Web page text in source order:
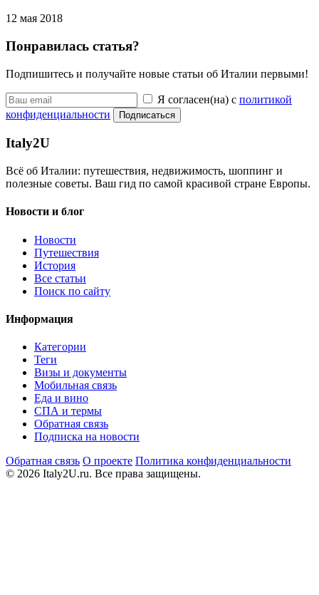
12 мая 2018
Понравилась статья?
Подпишитесь и получайте новые статьи об Италии первыми!
Я согласен(на) с политикой
конфиденциальности
Подписаться
Italy2U
Всё об Италии: путешествия, недвижимость, шоппинг и
полезные советы. Ваш гид по самой красивой стране Европы.
Новости и блог
Новости
Путешествия
История
Все статьи
Поиск по сайту
Информация
Категории
Теги
Визы и документы
Мобильная связь
Еда и вино
СПА и термы
Обратная связь
Подписка на новости
Обратная связь О проекте Политика конфиденциальности
© 2026 Italy2U.ru. Все права защищены.